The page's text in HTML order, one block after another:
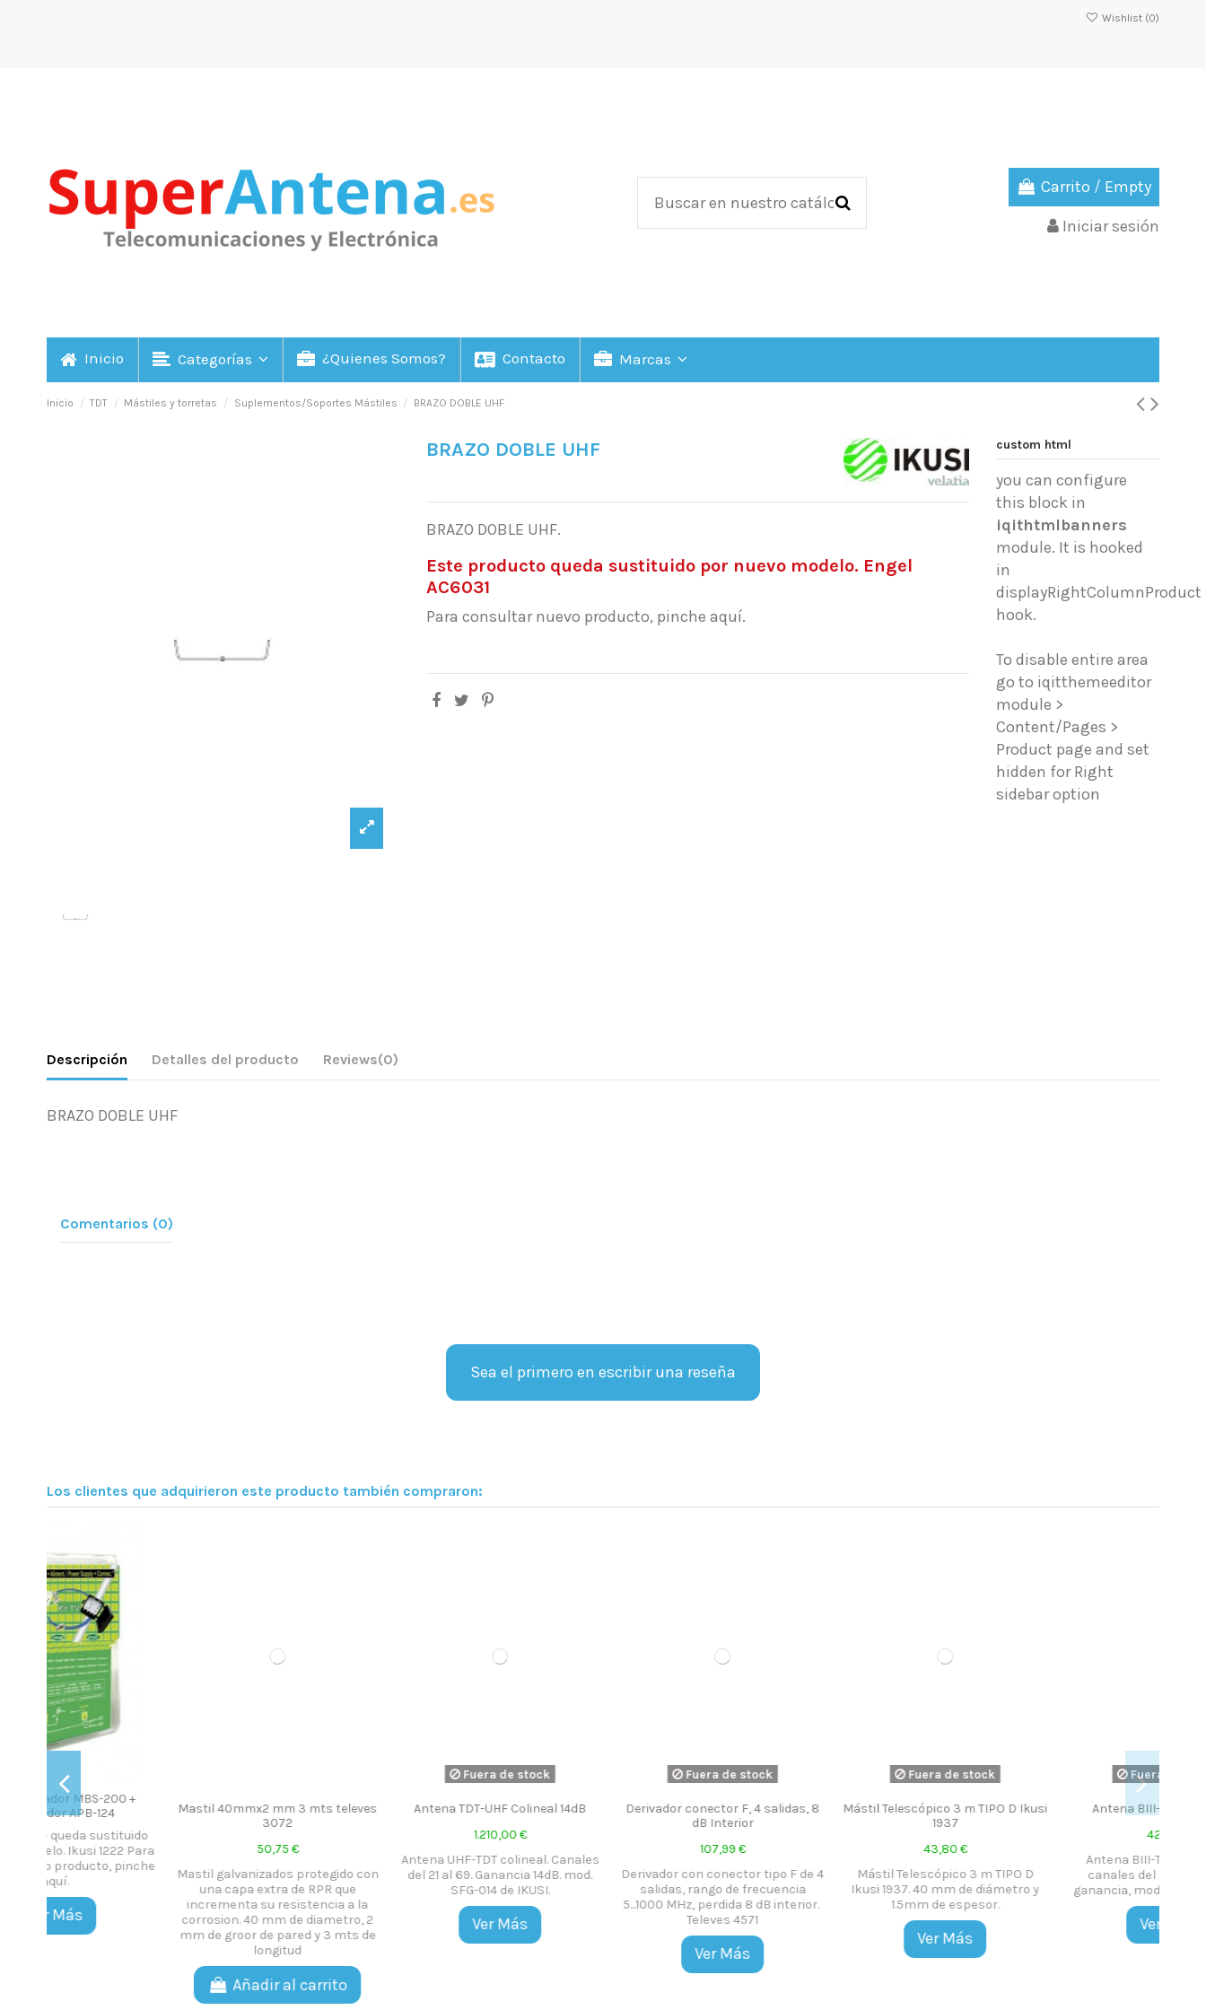
Wishlist (0)
Carrito / Empty
Iniciar sesión
Inicio Categorías ¿Quienes Somos? Contacto Marcas
Inicio TDT Mástiles y torretas Suplementos/Soportes Mástiles BRAZO DOBLE UHF
BRAZO DOBLE UHF
BRAZO DOBLE UHF.
Este producto queda sustituido por nuevo modelo. Engel
AC6031
Para consultar nuevo producto, pinche aquí.
custom html
you can configure
this block in
iqithtmlbanners
module. It is hooked
in
displayRightColumnProduct
hook.
To disable entire area
go to iqitthemeeditor
module >
Content/Pages >
Product page and set
hidden for Right
sidebar option
Descripción Detalles del producto Reviews(0)
BRAZO DOBLE UHF
Comentarios (0)
Sea el primero en escribir una reseña
Los clientes que adquirieron este producto también compraron:
Mastil 40mmx2 mm 3 mts televes
50,75 €
Mastil galvanizados protegido con
una capa extra de RPR que
incrementa su resistencia a la
corrosion. 40 mm de diametro, 2
mm de groor de pared y 3 mts de
Añadir al carrito
Antena TDT-UHF Colineal 14dB
Antena UHF-TDT colineal. Canales
del 21 al 69. Ganancia 14dB. mod.
SFG-014 de IKUSI.
Ver Más
Derivador conector F, 4 salidas, 8
Derivador con conector tipo F de 4
salidas, rango de frecuencia
5...1000 MHz, perdida 8 dB interior.
Mástil Telescópico 3 m TIPO D Ikusi
Mástil Telescópico 3 m TIPO D
Ikusi 1937. 40 mm de diámetro y
1.5mm de espesor.
Antena BIII-TV 8,5db/Ikusi
Antena BIII-TV 7 elementos,
canales del 5 al 12, 8,5db de
ganancia, mod. INT-070 de Ikusi.